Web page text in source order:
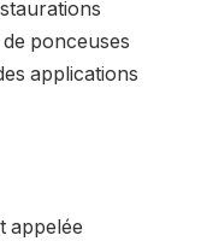
ponceuses
applications
appelée